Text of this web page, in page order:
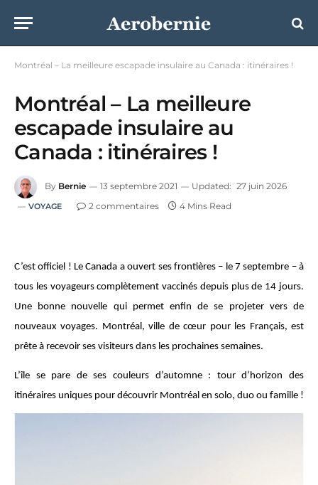
Montréal – La meilleure escapade insulaire au Canada : itinéraires !
Montréal – La meilleure
escapade insulaire au
Canada : itinéraires !
By Bernie 13 septembre 2021 Updated: 27 juin 2026
VOYAGE 2 commentaires 4 Mins Read
C’est officiel ! Le Canada a ouvert ses frontières – le 7 septembre – à
tous les voyageurs complètement vaccinés depuis plus de 14 jours.
Une bonne nouvelle qui permet enfin de se projeter vers de
nouveaux voyages. Montréal, ville de cœur pour les Français, est
prête à recevoir ses visiteurs dans les prochaines semaines.
L’île se pare de ses couleurs d’automne : tour d’horizon des
itinéraires uniques pour découvrir Montréal en solo, duo ou famille !